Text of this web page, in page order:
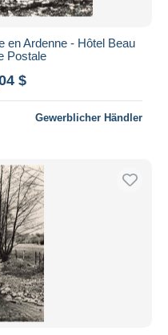
en Ardenne - Hôtel Beau
Postale
$
Gewerblicher Händler